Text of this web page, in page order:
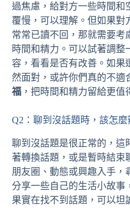
過焦慮，給對方一些時間和
覆慢，可以理解。但如果對
常常已讀不回，那就需要考
時間和精力。可以試著調整
容，看看是否有改善。如果
然面對，或許你們真的不適
福 ，把時間和精力留給更值
Q2：聊到沒話題時，該怎麼
聊到沒話題是很正常的，這
著轉換話題，或是暫時結束
朋友圈、動態或興趣入手，
分享一些自己的生活小故事
果實在找不到話題，可以坦